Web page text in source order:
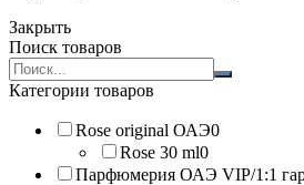
Закрыть
Поиск товаров
Search
products:
Категории товаров
Rose original ОАЭ0
Rose 30 ml0
Парфюмерия ОАЭ VIP/1:1